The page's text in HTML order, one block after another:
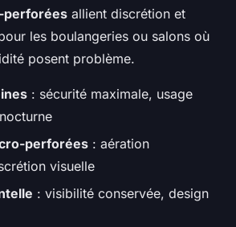
perforées allient discrétion et
les boulangeries ou salons où
posent problème.
: sécurité maximale, usage
perforées : aération
visuelle
: visibilité conservée, design